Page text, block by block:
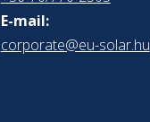
E-mail:
corporate@eu-solar.hu